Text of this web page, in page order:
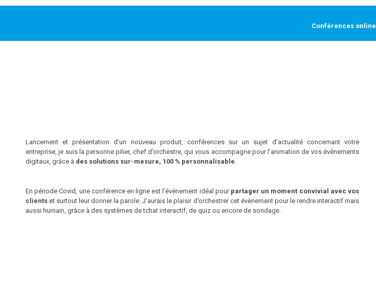
Conférences online
Lancement et présentation d’un nouveau produit, conférences sur un sujet d’actualité concernant votre
entreprise, je suis la personne pilier, chef d’orchestre, qui vous accompagne pour l’animation de vos évènements
digitaux, grâce à des solutions sur-mesure, 100 % personnalisable
En période Covid, une conférence en ligne est l’événement idéal pour partager un moment convivial avec vos
clients et surtout leur donner la parole. J’aurais le plaisir d’orchestrer cet évènement pour le rendre interactif mais
aussi humain, grâce à des systèmes de tchat interactif, de quiz ou encore de sondage.